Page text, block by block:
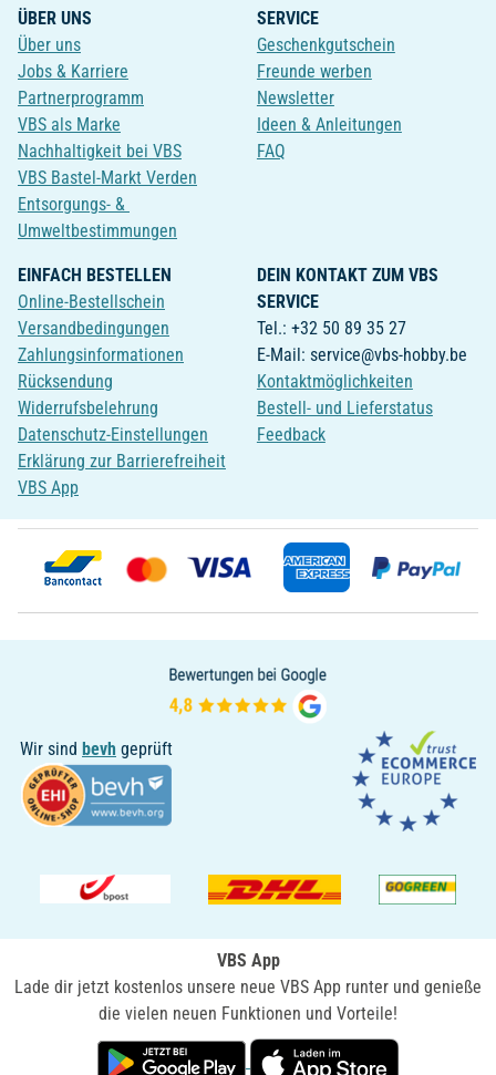
ÜBER UNS
Über uns
Jobs & Karriere
Partnerprogramm
VBS als Marke
Nachhaltigkeit bei VBS
VBS Bastel-Markt Verden
Entsorgungs- &
Umweltbestimmungen
SERVICE
Geschenkgutschein
Freunde werben
Newsletter
Ideen & Anleitungen
FAQ
EINFACH BESTELLEN
Online-Bestellschein
Versandbedingungen
Zahlungsinformationen
Rücksendung
Widerrufsbelehrung
Datenschutz-Einstellungen
Erklärung zur Barrierefreiheit
VBS App
DEIN KONTAKT ZUM VBS
SERVICE
Tel.: +32 50 89 35 27
E-Mail: service@vbs-hobby.be
Kontaktmöglichkeiten
Bestell- und Lieferstatus
Feedback
Wir sind bevh geprüft
VBS App
Lade dir jetzt kostenlos unsere neue VBS App runter und genieße
die vielen neuen Funktionen und Vorteile!